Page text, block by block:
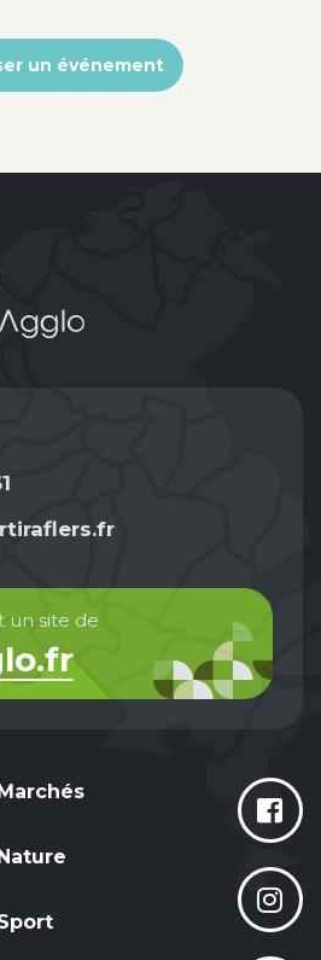
un événement
un site de
Marchés
Nature